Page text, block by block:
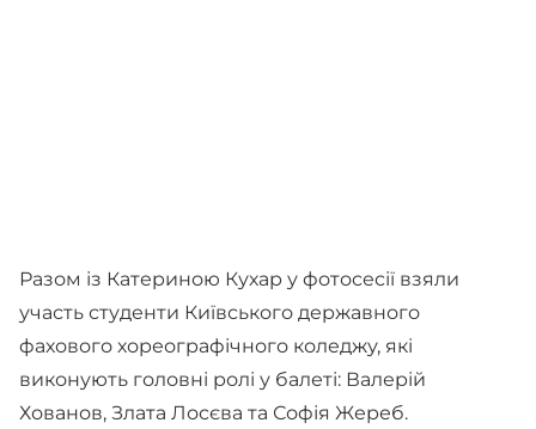
Разом із Катериною Кухар у фотосесії взяли
участь студенти Київського державного
фахового хореографічного коледжу, які
виконують головні ролі у балеті: Валерій
Хованов, Злата Лосєва та Софія Жереб.